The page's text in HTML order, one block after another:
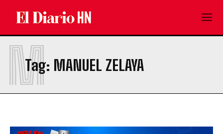
Tag: MANUEL ZELAYA
M